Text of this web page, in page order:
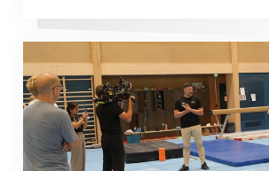
Mit klaren Zielen nach Zagreb